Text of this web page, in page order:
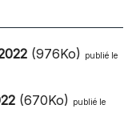
(976Ko) publié le
(670Ko) publié le